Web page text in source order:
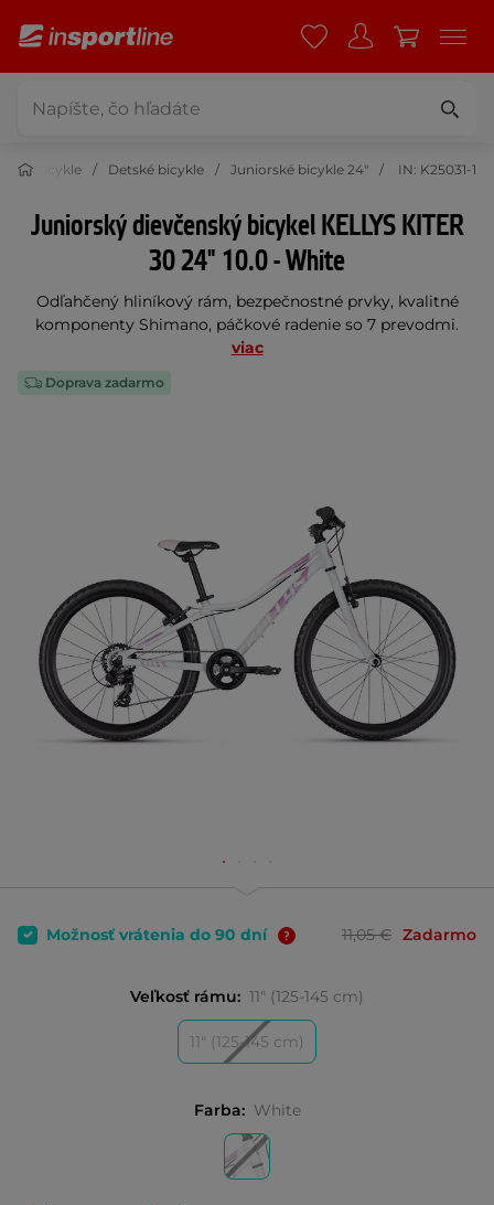
Bicykle Detské bicykle Juniorské bicykle 24" IN: K25031-1
Juniorský dievčenský bicykel KELLYS KITER
30 24" 10.0 - White
Odľahčený hliníkový rám, bezpečnostné prvky, kvalitné
komponenty Shimano, páčkové radenie so 7 prevodmi.
viac
Doprava zadarmo
Možnosť vrátenia do 90 dní 11,05 € Zadarmo
Veľkosť rámu: 11" (125-145 cm)
11" (125-145 cm)
Farba: White